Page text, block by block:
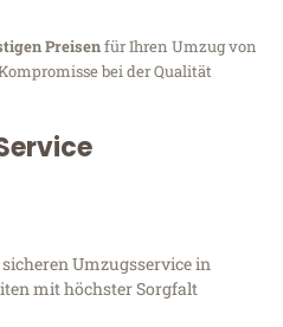
Preisenfür Ihren Umzug von
bei der Qualität
Umzugsservice in
mit höchster Sorgfalt